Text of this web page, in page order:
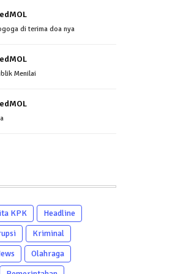
di terima doa nya
Menilai
KPK
Headline
Kriminal
Olahraga